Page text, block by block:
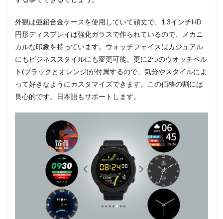
外観は亜鉛合金ケースを使用していて頑丈で、1.3インチHD
円形ディスプレイは強化ガラスで作られているので、メカニ
カルな印象を持っています。ウォッチフェイスはカジュアル
にもビジネススタイルにも変更可能。更に2つのウオッチベル
ト(ブラックとオレンジ)が付属するので、気分やスタイルによ
って好きなようにカスタマイズできます。この価格の割には
良心的です。日本語もサポートします。